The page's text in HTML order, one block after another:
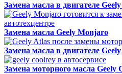
Замена масла в двигателе
Замена масла Geely Monjaro
Замена масла в двигателе
Замена моторного масла Geely